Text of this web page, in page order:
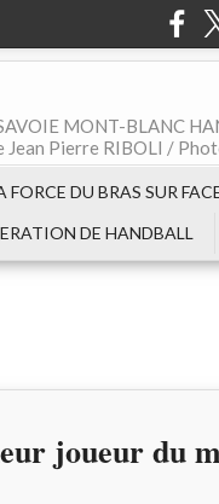
MONT-BLANC
Pierre RIBOLI /
FORCE DU BRAS SUR
DE HANDBALL
joueur du